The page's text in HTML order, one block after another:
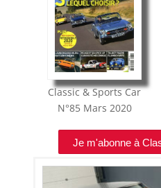
Classic & Sports Car
N°85 Mars 2020
Je m'abonne à